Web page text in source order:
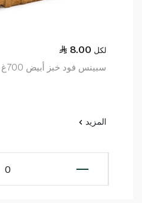
8.00 لكل
سبينس فود خبز أبيض 700غ
المزيد
0